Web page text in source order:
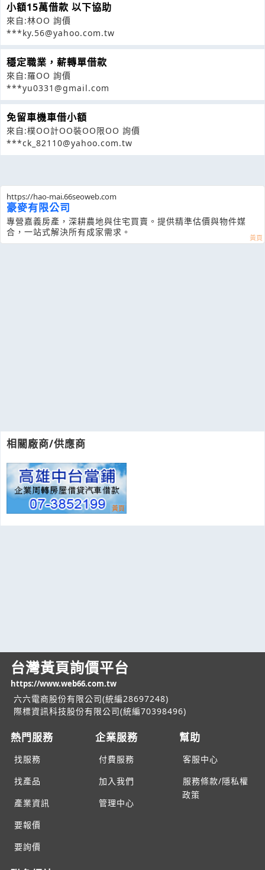
相關廠商/供應商
小額15萬借款 以下協助
來自:林OO 詢價
***ky.56@yahoo.com.tw
穩定職業，薪轉單借款
來自:羅OO 詢價
***yu0331@gmail.com
免留車機車借小額
來自:樸OO計OO裝OO限OO 詢價
***ck_82110@yahoo.com.tw
https://hao-mai.66seoweb.com
豪麥有限公司
專營嘉義房產，深耕農地與住宅買賣。提供精準估價與物件媒
合，一站式解決所有成家需求。
台灣黃頁詢價平台
https://www.web66.com.tw
六六電商股份有限公司(統編28697248)
際標資訊科技股份有限公司(統編70398496)
熱門服務
找服務
找產品
產業資訊
要報價
要詢價
企業服務
付費服務
加入我們
管理中心
幫助
客服中心
服務條款/隱私權
政策